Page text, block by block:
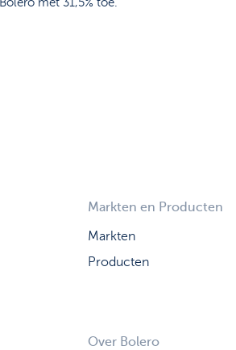
Markten en Producten
Markten
Producten
Over Bolero